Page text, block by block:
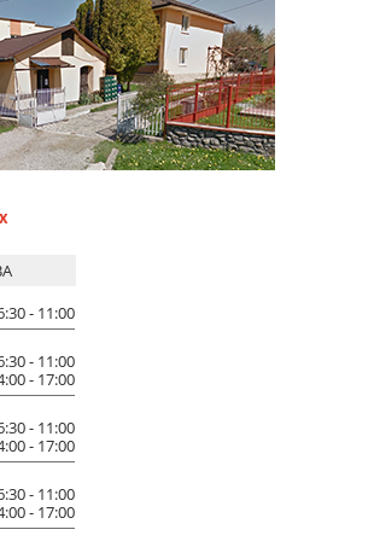
- 11:00
- 11:00
- 17:00
- 11:00
- 17:00
- 11:00
- 17:00